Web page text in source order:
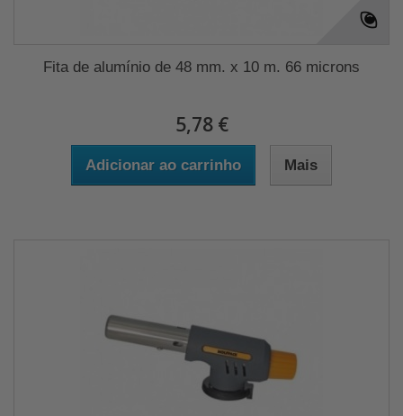
Fita de alumínio de 48 mm. x 10 m. 66 microns
5,78 €
Adicionar ao carrinho Mais